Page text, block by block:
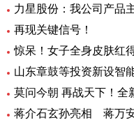
再现关键信号！
山东章鼓等投资新设智
蒋介石玄孙亮相 蒋万